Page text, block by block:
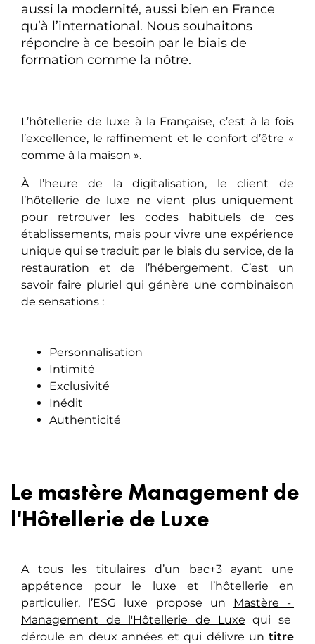
aussi la modernité, aussi bien en France
qu’à l’international. Nous souhaitons
répondre à ce besoin par le biais de
formation comme la nôtre.
L’hôtellerie de luxe à la Française, c’est à la fois
l’excellence, le raffinement et le confort d’être «
comme à la maison ».
À l’heure de la digitalisation, le client de
l’hôtellerie de luxe ne vient plus uniquement
pour retrouver les codes habituels de ces
établissements, mais pour vivre une expérience
unique qui se traduit par le biais du service, de la
restauration et de l’hébergement. C’est un
savoir faire pluriel qui génère une combinaison
de sensations :
Personnalisation
Intimité
Exclusivité
Inédit
Authenticité
Le mastère Management de
l'Hôtellerie de Luxe
A tous les titulaires d’un bac+3 ayant une
appétence pour le luxe et l’hôtellerie en
particulier, l’ESG luxe propose un Mastère -
Management de l'Hôtellerie de Luxe qui se
déroule en deux années et qui délivre un titre